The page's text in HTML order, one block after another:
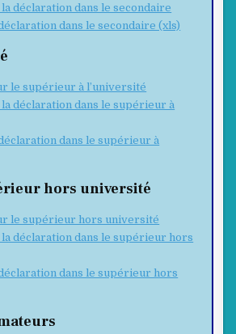
déclaration dans le secondaire
dans le secondaire (xls)
le supérieur à l’université
déclaration dans le supérieur à
dans le supérieur à
hors université
le supérieur hors université
déclaration dans le supérieur hors
dans le supérieur hors